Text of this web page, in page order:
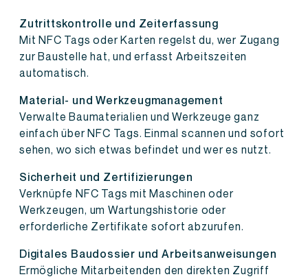
Zutrittskontrolle und Zeiterfassung
Mit NFC Tags oder Karten regelst du, wer Zugang
zur Baustelle hat, und erfasst Arbeitszeiten
automatisch.
Material- und Werkzeugmanagement
Verwalte Baumaterialien und Werkzeuge ganz
einfach über NFC Tags. Einmal scannen und sofort
sehen, wo sich etwas befindet und wer es nutzt.
Sicherheit und Zertifizierungen
Verknüpfe NFC Tags mit Maschinen oder
Werkzeugen, um Wartungshistorie oder
erforderliche Zertifikate sofort abzurufen.
Digitales Baudossier und Arbeitsanweisungen
Ermögliche Mitarbeitenden den direkten Zugriff